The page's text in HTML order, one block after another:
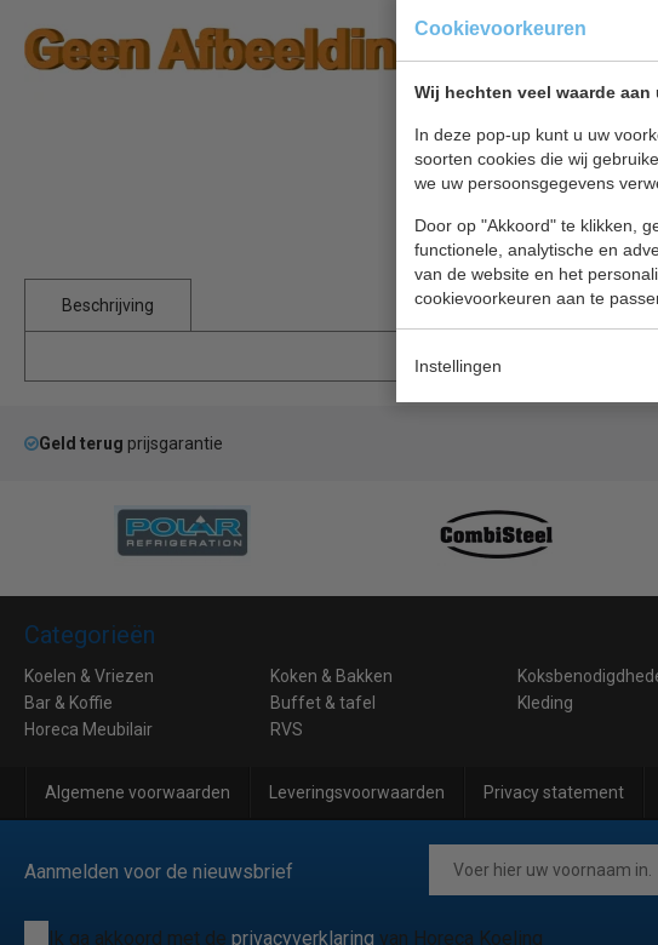
Cookievoorkeuren
Wij hechten veel waarde
In deze pop-up kunt u uw
soorten cookies die wij
we uw persoonsgegevens
Door op "Akkoord" te klikken,
functionele, analytische en
van de website en het
cookievoorkeuren aan te
Instellingen
Beschrijving
Geld terug prijsgarantie
Categorieën
Koelen & Vriezen Koken & Bakken
Bar & Koffie
Buffet & tafel Kleding
Horeca Meubilair
RVS
Algemene voorwaarden Leveringsvoorwaarden Privacy statement
Aanmelden voor de nieuwsbrief
Ik ga akkoord met de privacyverklaring van Horeca Koeling